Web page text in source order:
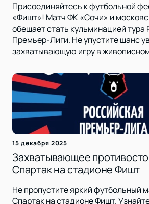
Присоединяйтесь к футбольной
«Фишт»! Матч ФК «Сочи» и
обещает стать кульминацией тура
Премьер-Лиги. Не упустите шанс
захватывающую игру в
15 декабря 2025
Захватывающее
Спартак на стадионе Фишт
Не пропустите яркий футбольный
Спартак на стадионе Фишт.